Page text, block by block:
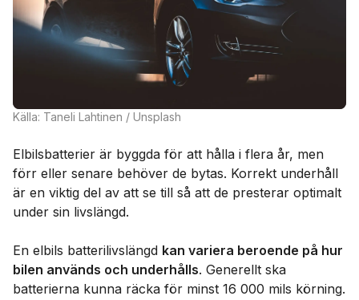
Källa: Taneli Lahtinen / Unsplash
Elbilsbatterier är byggda för att hålla i flera år, men
förr eller senare behöver de bytas. Korrekt underhåll
är en viktig del av att se till så att de presterar optimalt
under sin livslängd.
En elbils batterilivslängd kan variera beroende på hur
bilen används och underhålls. Generellt ska
batterierna kunna räcka för minst 16 000 mils körning.